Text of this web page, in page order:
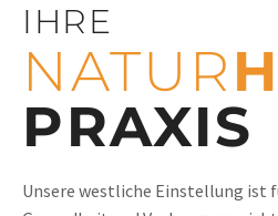
IHRE
NATUR­
PRAXIS
Unsere westliche Einstellung ist